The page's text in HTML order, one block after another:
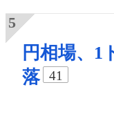
円相場、1
落
41